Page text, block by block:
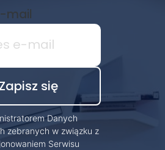
mail
Danych
zebranych w związku z
Serwisu